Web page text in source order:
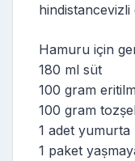
Hamuru için
180 ml süt
100 gram
100 gram
1 adet yumurta
1 paket